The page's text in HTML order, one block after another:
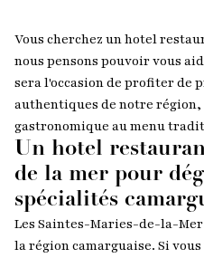
Vous cherchez un hotel
nous pensons pouvoir vous
sera l'occasion de profiter de
authentiques de notre
gastronomique au menu
Un hotel
de la mer pour
spécialités
Les Saintes-Maries-de-la-
la région camarguaise. Si